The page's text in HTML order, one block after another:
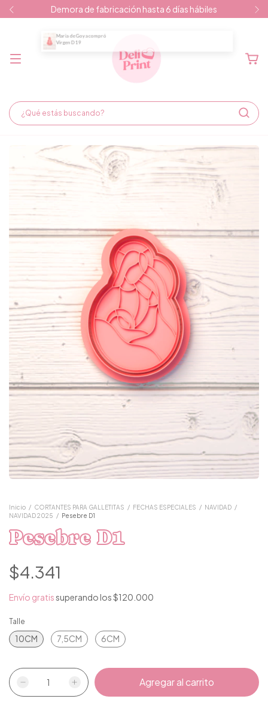
Demora de fabricación hasta 6 días hábiles
Inicio / CORTANTES PARA GALLETITAS / FECHAS ESPECIALES / NAVIDAD /
NAVIDAD 2025 / Pesebre D1
Pesebre D1
$4.341
Envío gratissuperando los$120.000
Talle
10CM 7,5CM 6CM